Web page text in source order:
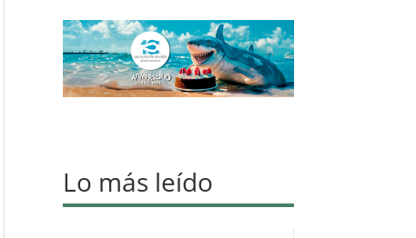
Lo más leído